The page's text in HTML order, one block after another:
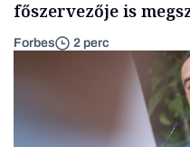
főszervezője is
Forbes 2 perc